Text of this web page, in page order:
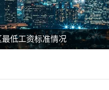
低工资标准情况